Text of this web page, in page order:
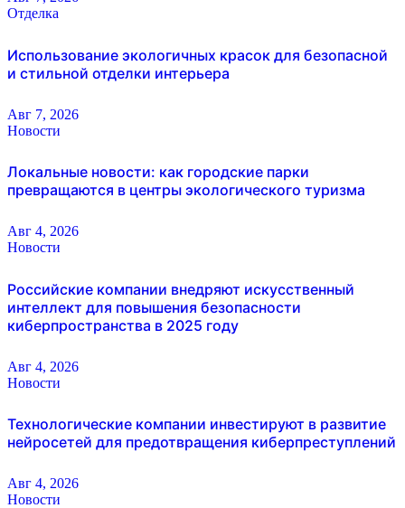
Отделка
Использование экологичных красок для безопасной
и стильной отделки интерьера
Авг 7, 2026
Новости
Локальные новости: как городские парки
превращаются в центры экологического туризма
Авг 4, 2026
Новости
Российские компании внедряют искусственный
интеллект для повышения безопасности
киберпространства в 2025 году
Авг 4, 2026
Новости
Технологические компании инвестируют в развитие
нейросетей для предотвращения киберпреступлений
Авг 4, 2026
Новости